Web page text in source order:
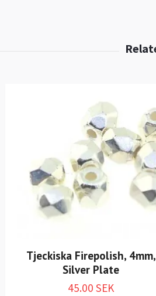
Tjeckiska Firepolish, 4mm,
Silver Plate
45.00 SEK